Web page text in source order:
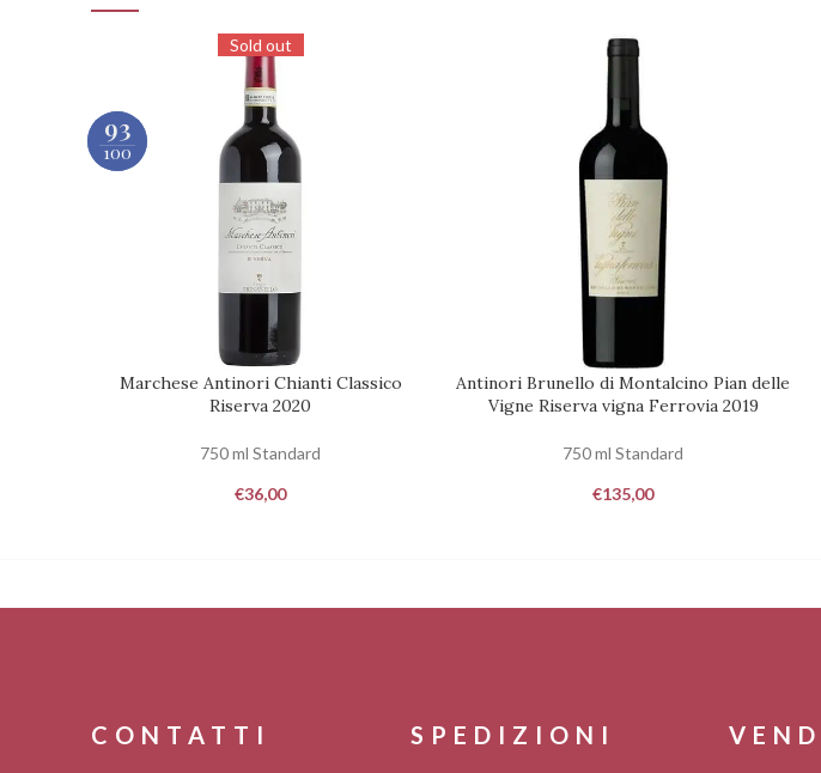
93
100
Sold out
RICHIEDI DISPONIBILITÀ
Marchese Antinori Chianti Classico
Riserva 2020
750 ml Standard
€36,00
AGGIUNGI AL CARRELLO
Antinori Brunello di Montalcino Pian delle
Vigne Riserva vigna Ferrovia 2019
750 ml Standard
€135,00
93
100
CONTATTI SPEDIZIONI